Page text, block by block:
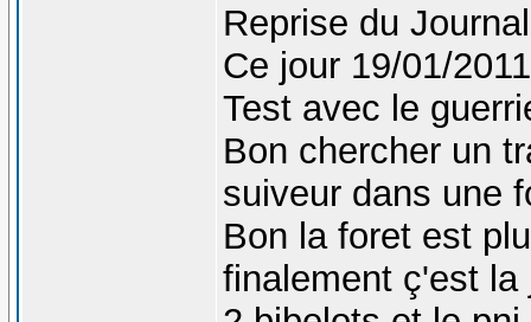
Reprise du
Ce jour 19/01/
Test avec le
Bon chercher un
suiveur dans une
Bon la foret est
finalement ç'est